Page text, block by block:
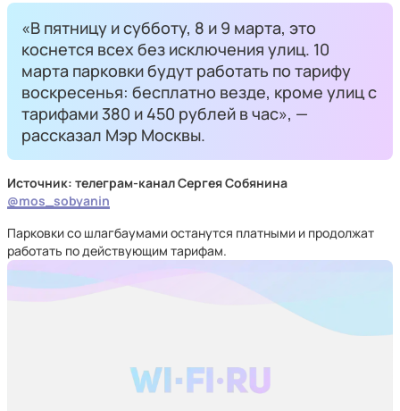
«В пятницу и субботу, 8 и 9 марта, это
коснется всех без исключения улиц. 10
марта парковки будут работать по тарифу
воскресенья: бесплатно везде, кроме улиц с
тарифами 380 и 450 рублей в час», —
рассказал Мэр Москвы.
Источник: телеграм-канал Сергея Собянина
@mos_sobyanin
Парковки со шлагбаумами останутся платными и продолжат
работать по действующим тарифам.